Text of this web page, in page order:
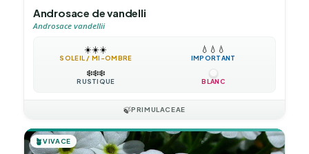
Androsace de vandelli
Androsace vandellii
☀️☀️☀️
SOLEIL / MI-OMBRE
💧 💧 💧
IMPORTANT
❄️❄️❄️
RUSTIQUE BLANC
🍃PRIMULACEAE
🪴VIVACE